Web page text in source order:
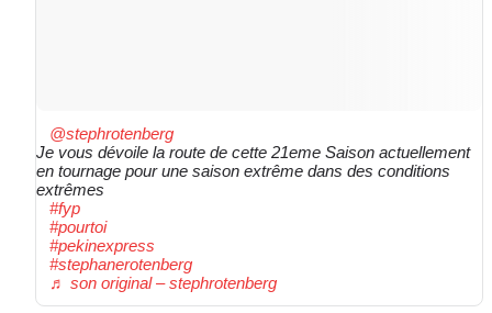
@stephrotenberg
Je vous dévoile la route de cette 21eme Saison actuellement
en tournage pour une saison extrême dans des conditions
extrêmes
#fyp
#pourtoi
#pekinexpress
#stephanerotenberg
♬ son original – stephrotenberg